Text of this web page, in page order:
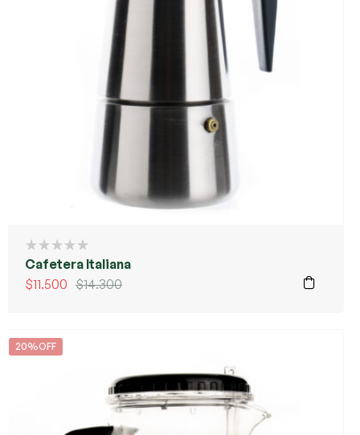
Cafetera Italiana
$14.300
$11.500
20%OFF